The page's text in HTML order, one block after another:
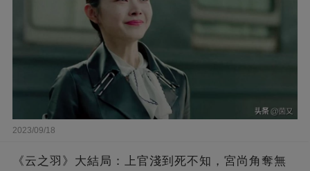
2023/09/18
《云之羽》大結局：上官淺到死不知，宮尚角奪無